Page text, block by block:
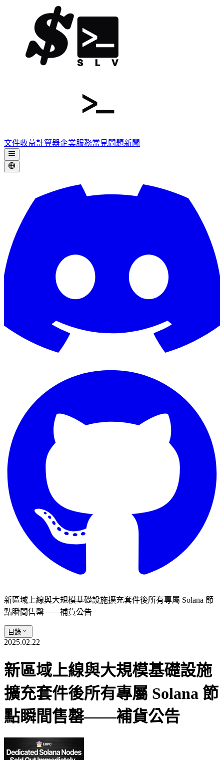
文件收益計算器企業服務常見問題新聞
新區域上線與大規模基礎設施擴充套件後所有專屬 Solana 節
點瞬間售罄——補貨公告
目錄
2025.02.22
新區域上線與大規模基礎設施
擴充套件後所有專屬 Solana 節
點瞬間售罄——補貨公告